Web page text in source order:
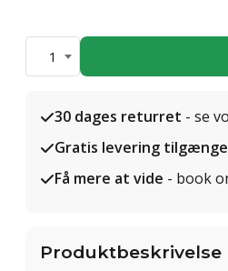
1
30 dages returret - se
Gratis levering
Få mere at vide - book
Produktbeskrivelse